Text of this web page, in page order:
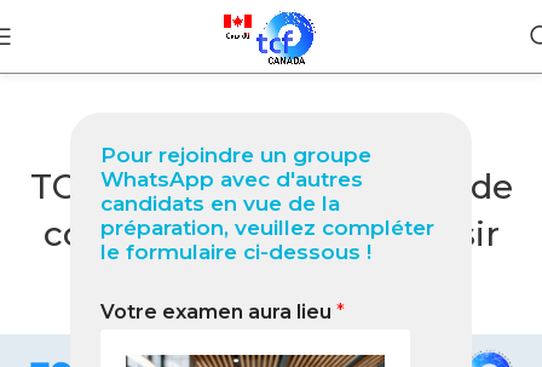
Pour rejoindre un groupe
WhatsApp avec d'autres
candidats en vue de la
préparation, veuillez compléter
le formulaire ci-dessous !
Votre examen aura lieu *
BLOG
TCF Québec à Tanda : Guide
complet 2026 pour réussir
NabilOn janvier 19, 2026